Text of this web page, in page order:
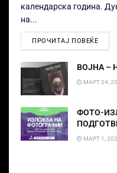
календарска година.
на...
ПРОЧИТАЈ ПОВЕЌЕ
ВОЈНА –
МАРТ 24,
ФОТО-
МАРТ 1,